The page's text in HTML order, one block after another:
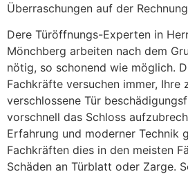
Überraschungen auf der
Dere Türöffnungs-Experten in
Mönchberg arbeiten nach dem
nötig, so schonend wie möglich.
Fachkräfte versuchen immer, Ihre
verschlossene Tür
vorschnell das Schloss
Erfahrung und moderner Technik
Fachkräften dies in den meisten
Schäden an Türblatt oder Zarge.